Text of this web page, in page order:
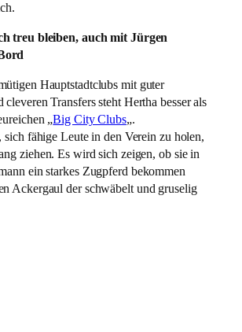
treu bleiben, auch mit Jürgen
Hauptstadtclubs mit guter
cleveren Transfers steht Hertha besser als
„Big City Clubs„.
sich fähige Leute in den Verein zu holen,
ziehen. Es wird sich zeigen, ob sie in
ein starkes Zugpferd bekommen
Ackergaul der schwäbelt und gruselig